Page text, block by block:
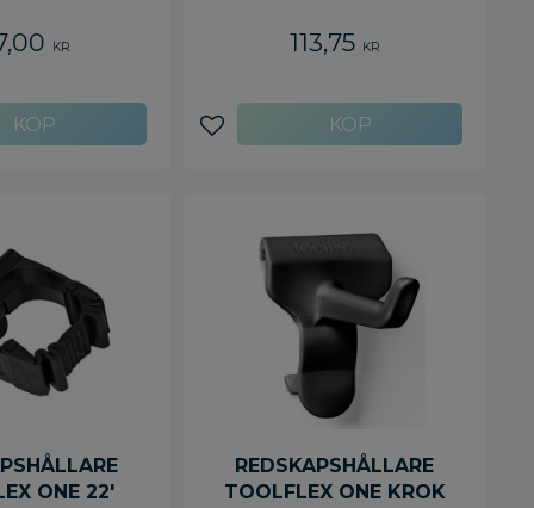
KR 113,75 KR
Lägg till i favoriter
ONE 22'
REDSKAPSHÅLLARE
TOOLFLEX ONE KROK